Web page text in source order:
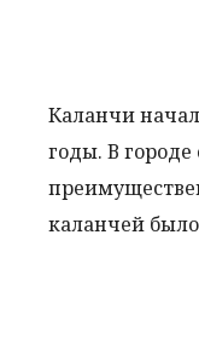
Каланчи
годы. В
каланчей